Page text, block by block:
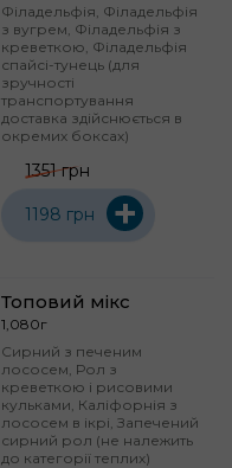
Філадельфія, Філадельфія
з вугрем, Філадельфія з
креветкою, Філадельфія
спайсі-тунець (для
зручності
транспортування
доставка здійснюється в
окремих боксах)
1351 грн
1198 грн +
Топовий мікс
1,080г
Сирний з печеним
лососем, Рол з
креветкою і рисовими
кульками, Каліфорнія з
лососем в ікрі, Запечений
сирний рол (не належить
до категорії теплих)